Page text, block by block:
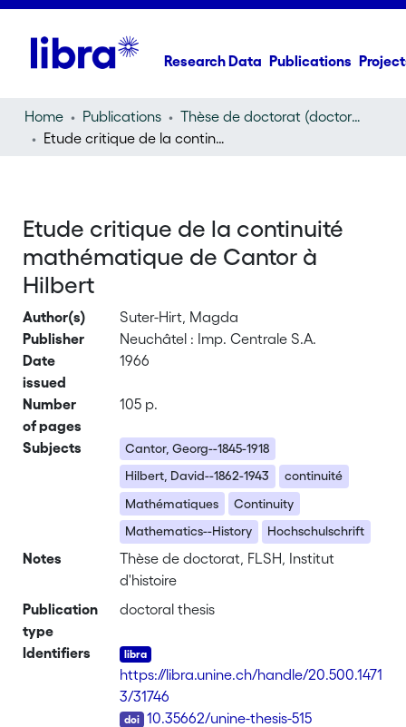
Research Data Publications
Home Publications
Thèse de doctorat (doctoral thesis)
Etude critique de la continuité mathématique de Cantor à Hilbert
Etude critique de la continuité
mathématique de Cantor à
Hilbert
Author(s)
Suter-Hirt, Magda
Publisher
Neuchâtel : Imp. Centrale S.A.
Date
issued
1966
Number
of pages
105 p.
Subjects
Cantor, Georg--1845-1918
Hilbert, David--1862-1943
continuité
Mathématiques
Continuity
Mathematics--History
Hochschulschrift
Notes
Thèse de doctorat, FLSH, Institut
d'histoire
Publication
type
doctoral thesis
Identifiers
https://libra.unine.ch/handle/20.500.1471
3/31746
10.35662/unine-thesis-515